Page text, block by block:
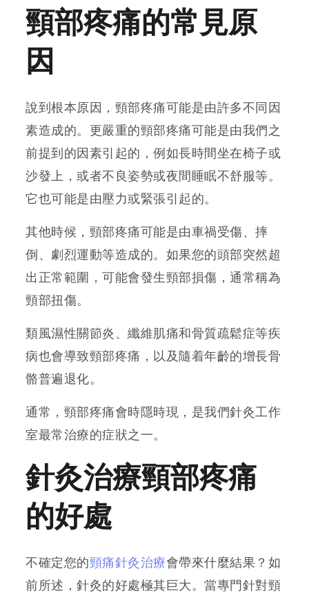
頸部疼痛的常見原
因
說到根本原因，頸部疼痛可能是由許多不同因
素造成的。更嚴重的頸部疼痛可能是由我們之
前提到的因素引起的，例如長時間坐在椅子或
沙發上，或者不良姿勢或夜間睡眠不舒服等。
它也可能是由壓力或緊張引起的。
其他時候，頸部疼痛可能是由車禍受傷、摔
倒、劇烈運動等造成的。如果您的頭部突然超
出正常範圍，可能會發生頸部損傷，通常稱為
頸部扭傷。
類風濕性關節炎、纖維肌痛和骨質疏鬆症等疾
病也會導致頸部疼痛，以及隨着年齡的增長骨
骼普遍退化。
通常，頸部疼痛會時隱時現，是我們針灸工作
室最常治療的症狀之一。
針灸治療頸部疼痛
的好處
不確定您的頸痛針灸治療會帶來什麼結果？如
前所述，針灸的好處極其巨大。當專門針對頸